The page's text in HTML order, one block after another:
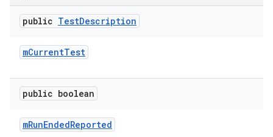
public TestDescription
mCurrentTest
public boolean
mRunEndedReported